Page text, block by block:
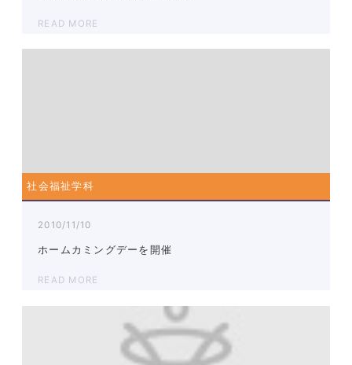
READ MORE
社会福祉学科
2010/11/10
ホームカミングデーを開催
READ MORE